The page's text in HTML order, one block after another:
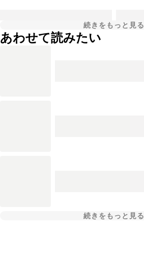
続きをもっと見る
あわせて読みたい
続きをもっと見る